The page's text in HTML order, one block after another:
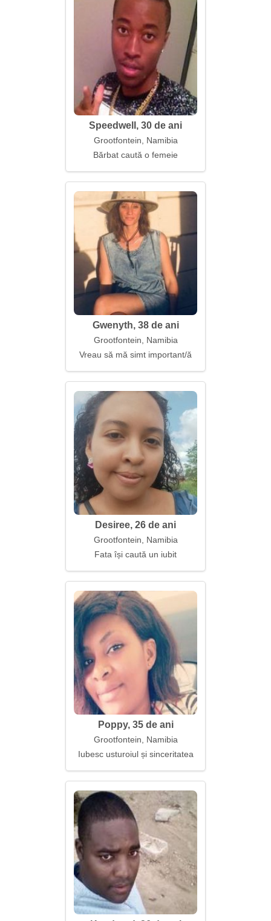
Speedwell, 30 de ani
Grootfontein, Namibia
Bărbat caută o femeie
Gwenyth, 38 de ani
Grootfontein, Namibia
Vreau să mă simt important/ă
Desiree, 26 de ani
Grootfontein, Namibia
Fata își caută un iubit
Poppy, 35 de ani
Grootfontein, Namibia
Iubesc usturoiul și sinceritatea